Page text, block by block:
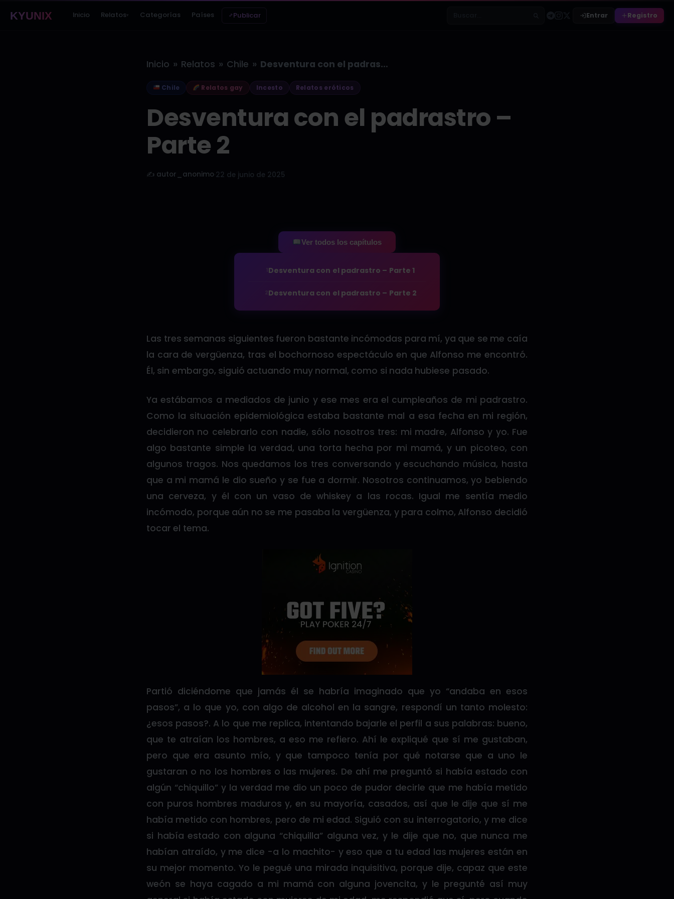
KYUNIX Inicio Relatos▾ Categorías Países Publicar Entrar Registro
Inicio » Relatos » Chile » Desventura con el padrastro – Parte…
Chile Relatos gay Incesto Relatos eróticos
Desventura con el padrastro –
Parte 2
✍️ autor_anonimo 22 de junio de 2025
Ver todos los capítulos
Desventura con el padrastro – Parte 1
Desventura con el padrastro – Parte 2
Las tres semanas siguientes fueron bastante incómodas para mí, ya que se me caía
la cara de vergüenza, tras el bochornoso espectáculo en que Alfonso me encontró.
Él, sin embargo, siguió actuando muy normal, como si nada hubiese pasado.
Ya estábamos a mediados de junio y ese mes era el cumpleaños de mi padrastro.
Como la situación epidemiológica estaba bastante mal a esa fecha en mi región,
decidieron no celebrarlo con nadie, sólo nosotros tres: mi madre, Alfonso y yo. Fue
algo bastante simple la verdad, una torta hecha por mi mamá, y un picoteo, con
algunos tragos. Nos quedamos los tres conversando y escuchando música, hasta
que a mi mamá le dio sueño y se fue a dormir. Nosotros continuamos, yo bebiendo
una cerveza, y él con un vaso de whiskey a las rocas. Igual me sentía medio
incómodo, porque aún no se me pasaba la vergüenza, y para colmo, Alfonso decidió
tocar el tema.
Partió diciéndome que jamás él se habría imaginado que yo “andaba en esos
pasos”, a lo que yo, con algo de alcohol en la sangre, respondí un tanto molesto:
¿esos pasos?. A lo que me replica, intentando bajarle el perfil a sus palabras: bueno,
que te atraían los hombres, a eso me refiero. Ahí le expliqué que sí me gustaban,
pero que era asunto mío, y que tampoco tenía por qué notarse que a uno le
gustaran o no los hombres o las mujeres. De ahí me preguntó si había estado con
algún “chiquillo” y la verdad me dio un poco de pudor decirle que me había metido
con puros hombres maduros y, en su mayoría, casados, así que le dije que sí me
había metido con hombres, pero de mi edad. Siguió con su interrogatorio, y me dice
si había estado con alguna “chiquilla” alguna vez, y le dije que no, que nunca me
habían atraído, y me dice -a lo machito- y eso que a tu edad las mujeres están en
su mejor momento. Yo le pegué una mirada inquisitiva, porque dije, capaz que este
weón se haya cagado a mi mamá con alguna jovencita, y le pregunté así muy